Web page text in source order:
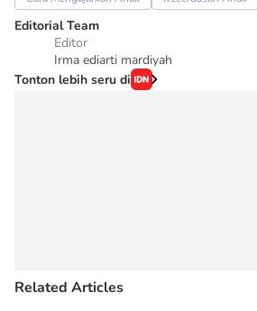
Editorial Team
Editor
Irma ediarti mardiyah
Tonton lebih seru di
Related Articles